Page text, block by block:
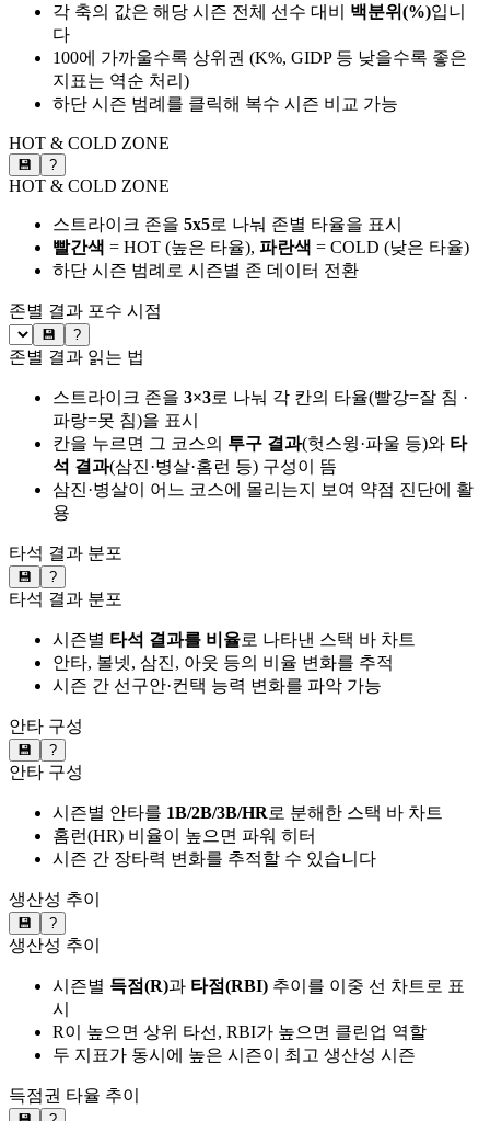
각 축의 값은 해당 시즌 전체 선수 대비 백분위(%)입니
다
100에 가까울수록 상위권 (K%, GIDP 등 낮을수록 좋은
지표는 역순 처리)
하단 시즌 범례를 클릭해 복수 시즌 비교 가능
HOT & COLD ZONE
💾 ?
HOT & COLD ZONE
스트라이크 존을 5x5로 나눠 존별 타율을 표시
빨간색 = HOT (높은 타율), 파란색 = COLD (낮은 타율)
하단 시즌 범례로 시즌별 존 데이터 전환
존별 결과 포수 시점
💾 ?
존별 결과 읽는 법
스트라이크 존을 3×3로 나눠 각 칸의 타율(빨강=잘 침 ·
파랑=못 침)을 표시
칸을 누르면 그 코스의 투구 결과(헛스윙·파울 등)와 타
석 결과(삼진·병살·홈런 등) 구성이 뜸
삼진·병살이 어느 코스에 몰리는지 보여 약점 진단에 활
용
타석 결과 분포
💾 ?
타석 결과 분포
시즌별 타석 결과를 비율로 나타낸 스택 바 차트
안타, 볼넷, 삼진, 아웃 등의 비율 변화를 추적
시즌 간 선구안·컨택 능력 변화를 파악 가능
안타 구성
💾 ?
안타 구성
시즌별 안타를 1B/2B/3B/HR로 분해한 스택 바 차트
홈런(HR) 비율이 높으면 파워 히터
시즌 간 장타력 변화를 추적할 수 있습니다
생산성 추이
💾 ?
생산성 추이
시즌별 득점(R)과 타점(RBI) 추이를 이중 선 차트로 표
시
R이 높으면 상위 타선, RBI가 높으면 클린업 역할
두 지표가 동시에 높은 시즌이 최고 생산성 시즌
득점권 타율 추이